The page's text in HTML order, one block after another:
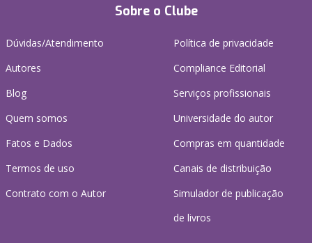
Sobre o Clube
Dúvidas/Atendimento
Autores
Blog
Quem somos
Fatos e Dados
Termos de uso
Contrato com o Autor
Política de privacidade
Compliance Editorial
Serviços profissionais
Universidade do autor
Compras em quantidade
Canais de distribuição
Simulador de publicação
de livros